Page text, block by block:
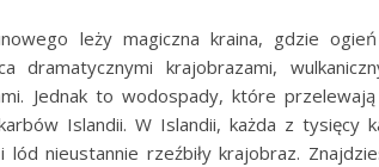
leży magiczna kraina, gdzie
dramatycznymi krajobrazami,
Jednak to wodospady, które
Islandii. W Islandii, każda z tysięcy
nieustannie rzeźbiły krajobraz.